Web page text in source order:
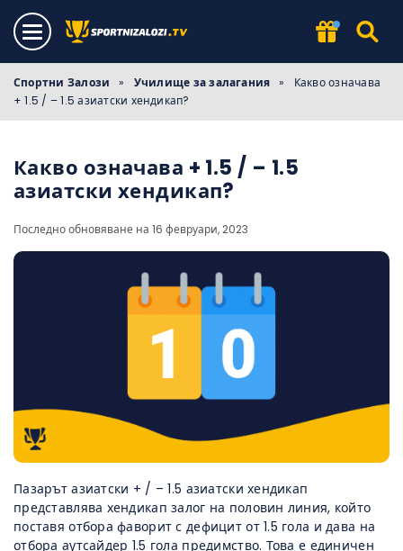
Спортни Залози » Училище за залагания »
Какво означава
+ 1.5 / – 1.5 азиатски хендикап?
Какво означава + 1.5 / – 1.5
азиатски хендикап?
Последно обновяване на 16 февруари, 2023
Пазарът азиатски + / – 1.5 азиатски хендикап
представлява хендикап залог на половин линия, който
поставя отбора фаворит с дефицит от 1.5 гола и дава на
отбора аутсайдер 1.5 гола предимство. Това е единичен